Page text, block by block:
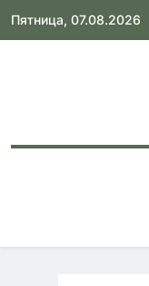
Skip
Пятница, 07.08.2026